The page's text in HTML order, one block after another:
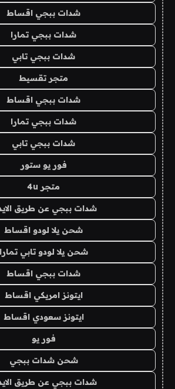
شدات ببجي اقساط
شدات ببجي تمارا
شدات ببجي تابي
متجر تقسيط
شدات ببجي اقساط
شدات ببجي تمارا
شدات ببجي تابي
فور يو ستور
متجر 4u
شدات ببجي عن طريق
شحن يلا لودو اقساط
شحن يلا لودو تابي تمارا
شدات ببجي اقساط
ايتونز امريكي اقساط
ايتونز سعودي اقساط
فور يو
شحن شدات ببجي
شدات ببجي عن طريق